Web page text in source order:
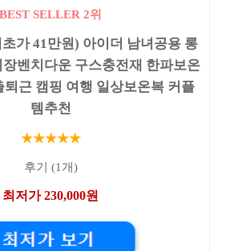
BEST SELLER 2위
가 41만원) 아이더 남녀공용 롱
벤치다운 구스충전재 한파보온
퇴근 캠핑 여행 일상보온복 커플
템추천
★★★★★
후기 (1개)
최저가 230,000원